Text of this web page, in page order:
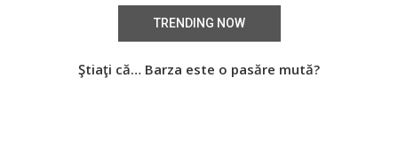
TRENDING NOW
Ştiaţi că… Barza este o pasăre mută?